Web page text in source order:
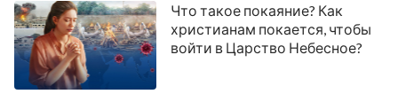
Что такое покаяние? Как
христианам покается, чтобы
войти в Царство Небесное?